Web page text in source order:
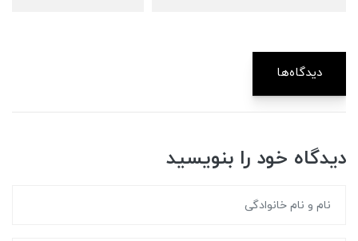
دیدگاه‌ها
دیدگاه خود را بنویسید